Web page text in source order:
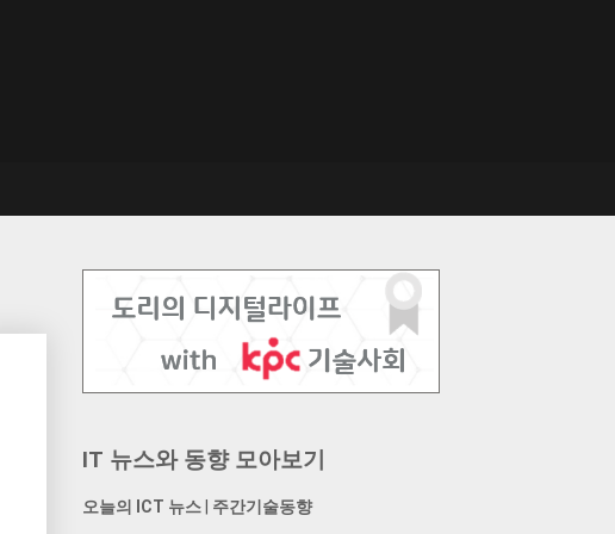
IT 뉴스와 동향 모아보기
오늘의 ICT 뉴스 주간기술동향